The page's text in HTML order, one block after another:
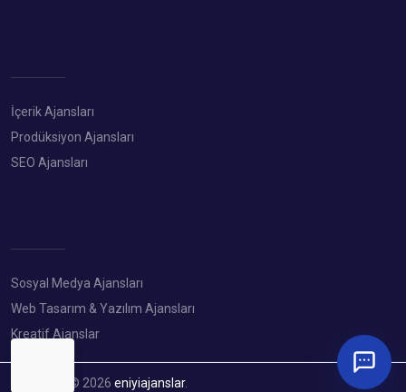
İçerik Ajansları
Prodüksiyon Ajansları
SEO Ajansları
Sosyal Medya Ajansları
Web Tasarım & Yazılım Ajansları
Kreatif Ajanslar
Copyright © 2026 eniyiajanslar.